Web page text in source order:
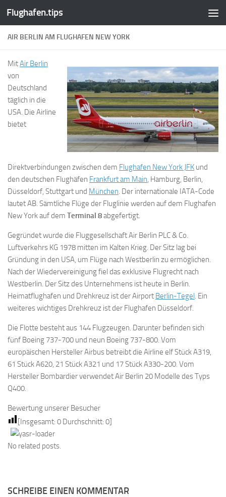
Zum Inhalt springen
Flughafen.tips
AIR BERLIN AM FLUGHAFEN NEW YORK
MitAir Berlin
von
Deutschland
täglich in die
USA. Die Airline
bietet
Direktverbindungen zwischen dem Flughafen New York JFK und
den deutschen Flughäfen Frankfurt am Main, Hamburg, Berlin,
Düsseldorf, Stuttgart und München. Der internationale IATA-Code
lautet AB. Sämtliche Flüge der Fluglinie werden auf dem Flughafen
New York auf dem Terminal 8abgefertigt.
Gegründet wurde die Fluggesellschaft Air Berlin PLC & Co.
Luftverkehrs KG 1978 mitten im Kalten Krieg. Der Sitz lag bei
Gründung in den USA, um Flüge nach Westberlin zu ermöglichen.
Nach der Wiedervereinigung fiel das exklusive Flugrecht nach
Westberlin. Der Sitz des Unternehmens ist heute in Berlin.
Heimatflughafen und Drehkreuz ist der Airport Berlin-Tegel. Ein
weiteres wichtiges Drehkreuz ist der Flughafen Düsseldorf.
Die Flotte besteht aus 144 Flugzeugen. Darunter befinden sich
fünf Boeing 737-700 und neun Boeing 737-800. Vom
europäischen Hersteller Airbus betreibt die Airline elf Stück A319,
61 Stück A620, 21 Stück A321 und 17 Stück A330-200. Vom
Hersteller Bombardier verwendet Air Berlin 20 Modelle des Typs
Q400.
Bewertung unserer Besucher
[Insgesamt: 0 Durchschnitt: 0]
No related posts.
SCHREIBE EINEN KOMMENTAR